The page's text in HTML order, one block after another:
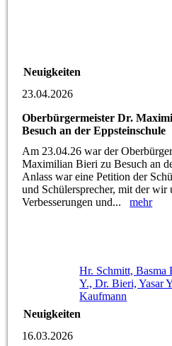
Neuigkeiten
23.04.2026
Oberbürgermeister Dr.
Besuch an der Eppsteinschule
Am 23.04.26 war der
Maximilian Bieri zu Besuch an
Anlass war eine Petition der
und Schülersprecher, mit der wir
Verbesserungen und...mehr
Hr. Schmitt, Basma
Y., Dr. Bieri, Yasar
Kaufmann
Neuigkeiten
16.03.2026